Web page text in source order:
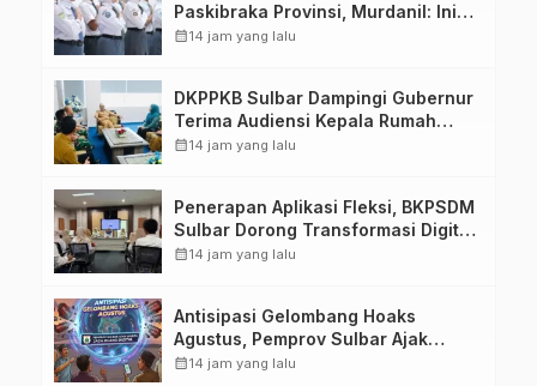
Paskibraka Provinsi, Murdanil: Ini
Membentuk Karakter Hingga
calendar_month14 jam yang lalu
DKPPKB Sulbar Dampingi Gubernur
Terima Audiensi Kepala Rumah
Sakit TK. III Punggawa Malolo
calendar_month14 jam yang lalu
Penerapan Aplikasi Fleksi, BKPSDM
Sulbar Dorong Transformasi Digital
Sistem Kehadiran ASN
calendar_month14 jam yang lalu
Antisipasi Gelombang Hoaks
Agustus, Pemprov Sulbar Ajak
Warga Jaga Ruang Digital
calendar_month14 jam yang lalu